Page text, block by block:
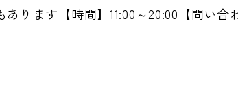
ります【時間】11:00～20:00【問い合